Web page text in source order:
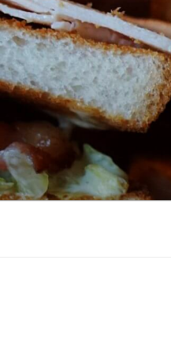
Zum
Inhalt
springen